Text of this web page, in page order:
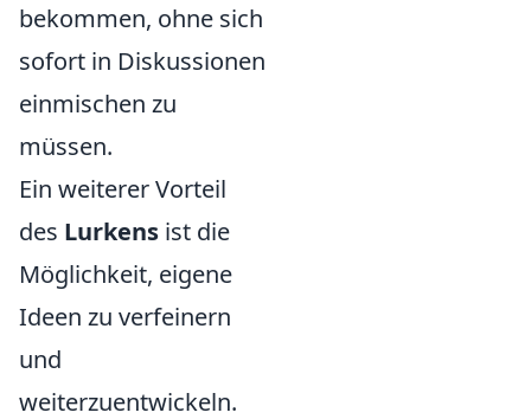
bekommen, ohne sich
sofort in Diskussionen
einmischen zu
müssen.
Ein weiterer Vorteil
des Lurkens ist die
Möglichkeit, eigene
Ideen zu verfeinern
und
weiterzuentwickeln.